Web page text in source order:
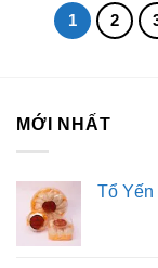
1 2
MỚI NHẤT
Tổ Yến